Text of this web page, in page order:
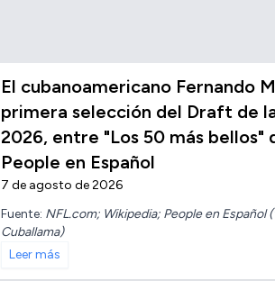
El cubanoamericano Fernando
primera selección del Draft de
2026, entre "Los 50 más bellos"
People en Español
7 de agosto de 2026
Fuente: NFL.com; Wikipedia; People en Español
Cuballama)
Leer más